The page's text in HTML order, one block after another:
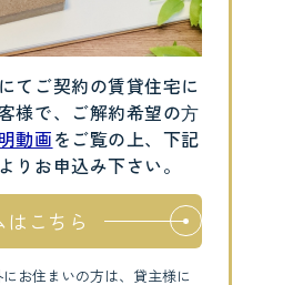
てご契約の賃貸住宅に
様で、ご解約希望の⽅
動画をご覧の上、下記
りお申込み下さい。
こちら
お住まいの方は、貸主様に